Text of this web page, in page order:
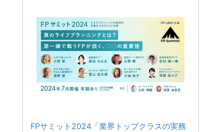
FPサミット2024「業界トップクラスの実務